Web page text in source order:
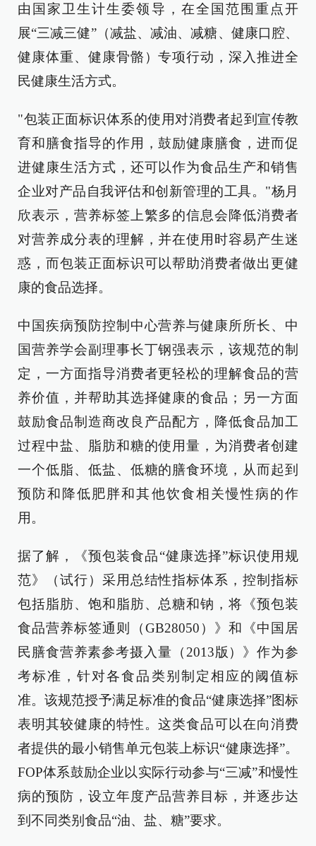
由国家卫生计生委领导，在全国范围重点开
展“三减三健”（减盐、减油、减糖、健康口腔、
健康体重、健康骨骼）专项行动，深入推进全
民健康生活方式。
"包装正面标识体系的使用对消费者起到宣传教
育和膳食指导的作用，鼓励健康膳食，进而促
进健康生活方式，还可以作为食品生产和销售
企业对产品自我评估和创新管理的工具。"杨月
欣表示，营养标签上繁多的信息会降低消费者
对营养成分表的理解，并在使用时容易产生迷
惑，而包装正面标识可以帮助消费者做出更健
康的食品选择。
中国疾病预防控制中心营养与健康所所长、中
国营养学会副理事长丁钢强表示，该规范的制
定，一方面指导消费者更轻松的理解食品的营
养价值，并帮助其选择健康的食品；另一方面
鼓励食品制造商改良产品配方，降低食品加工
过程中盐、脂肪和糖的使用量，为消费者创建
一个低脂、低盐、低糖的膳食环境，从而起到
预防和降低肥胖和其他饮食相关慢性病的作
用。
据了解，《预包装食品“健康选择”标识使用规
范》（试行）采用总结性指标体系，控制指标
包括脂肪、饱和脂肪、总糖和钠，将《预包装
食品营养标签通则（GB28050）》和《中国居
民膳食营养素参考摄入量（2013版）》作为参
考标准，针对各食品类别制定相应的阈值标
准。该规范授予满足标准的食品“健康选择”图标
表明其较健康的特性。这类食品可以在向消费
者提供的最小销售单元包装上标识“健康选择”。
FOP体系鼓励企业以实际行动参与“三减”和慢性
病的预防，设立年度产品营养目标，并逐步达
到不同类别食品“油、盐、糖”要求。